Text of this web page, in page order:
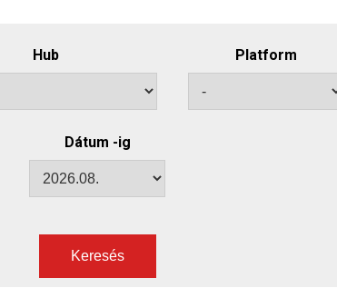
Hub Platform
Dátum -ig
Keresés